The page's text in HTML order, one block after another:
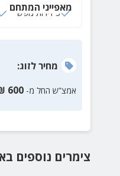
מאפייני המתחם
3 דירות נופש
מחירלזוג:
אמצ”ש החל מ- 600
צימרים נוספים